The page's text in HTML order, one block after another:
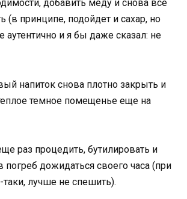
добавить меду и снова все
(в принципе, подойдет и сахар, но
аутентично и я бы даже сказал: не
напиток снова плотно закрыть и
темное помещенье еще на
раз процедить, бутилировать и
погреб дожидаться своего часа (при
таки, лучше не спешить).